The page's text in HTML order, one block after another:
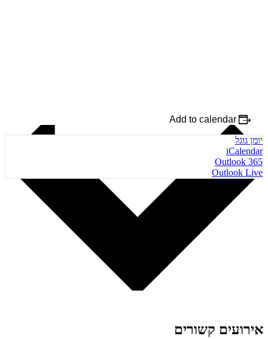
Add to calendar
יומן גוגל
iCalendar
Outlook 365
Outlook Live
אירועים קשורים